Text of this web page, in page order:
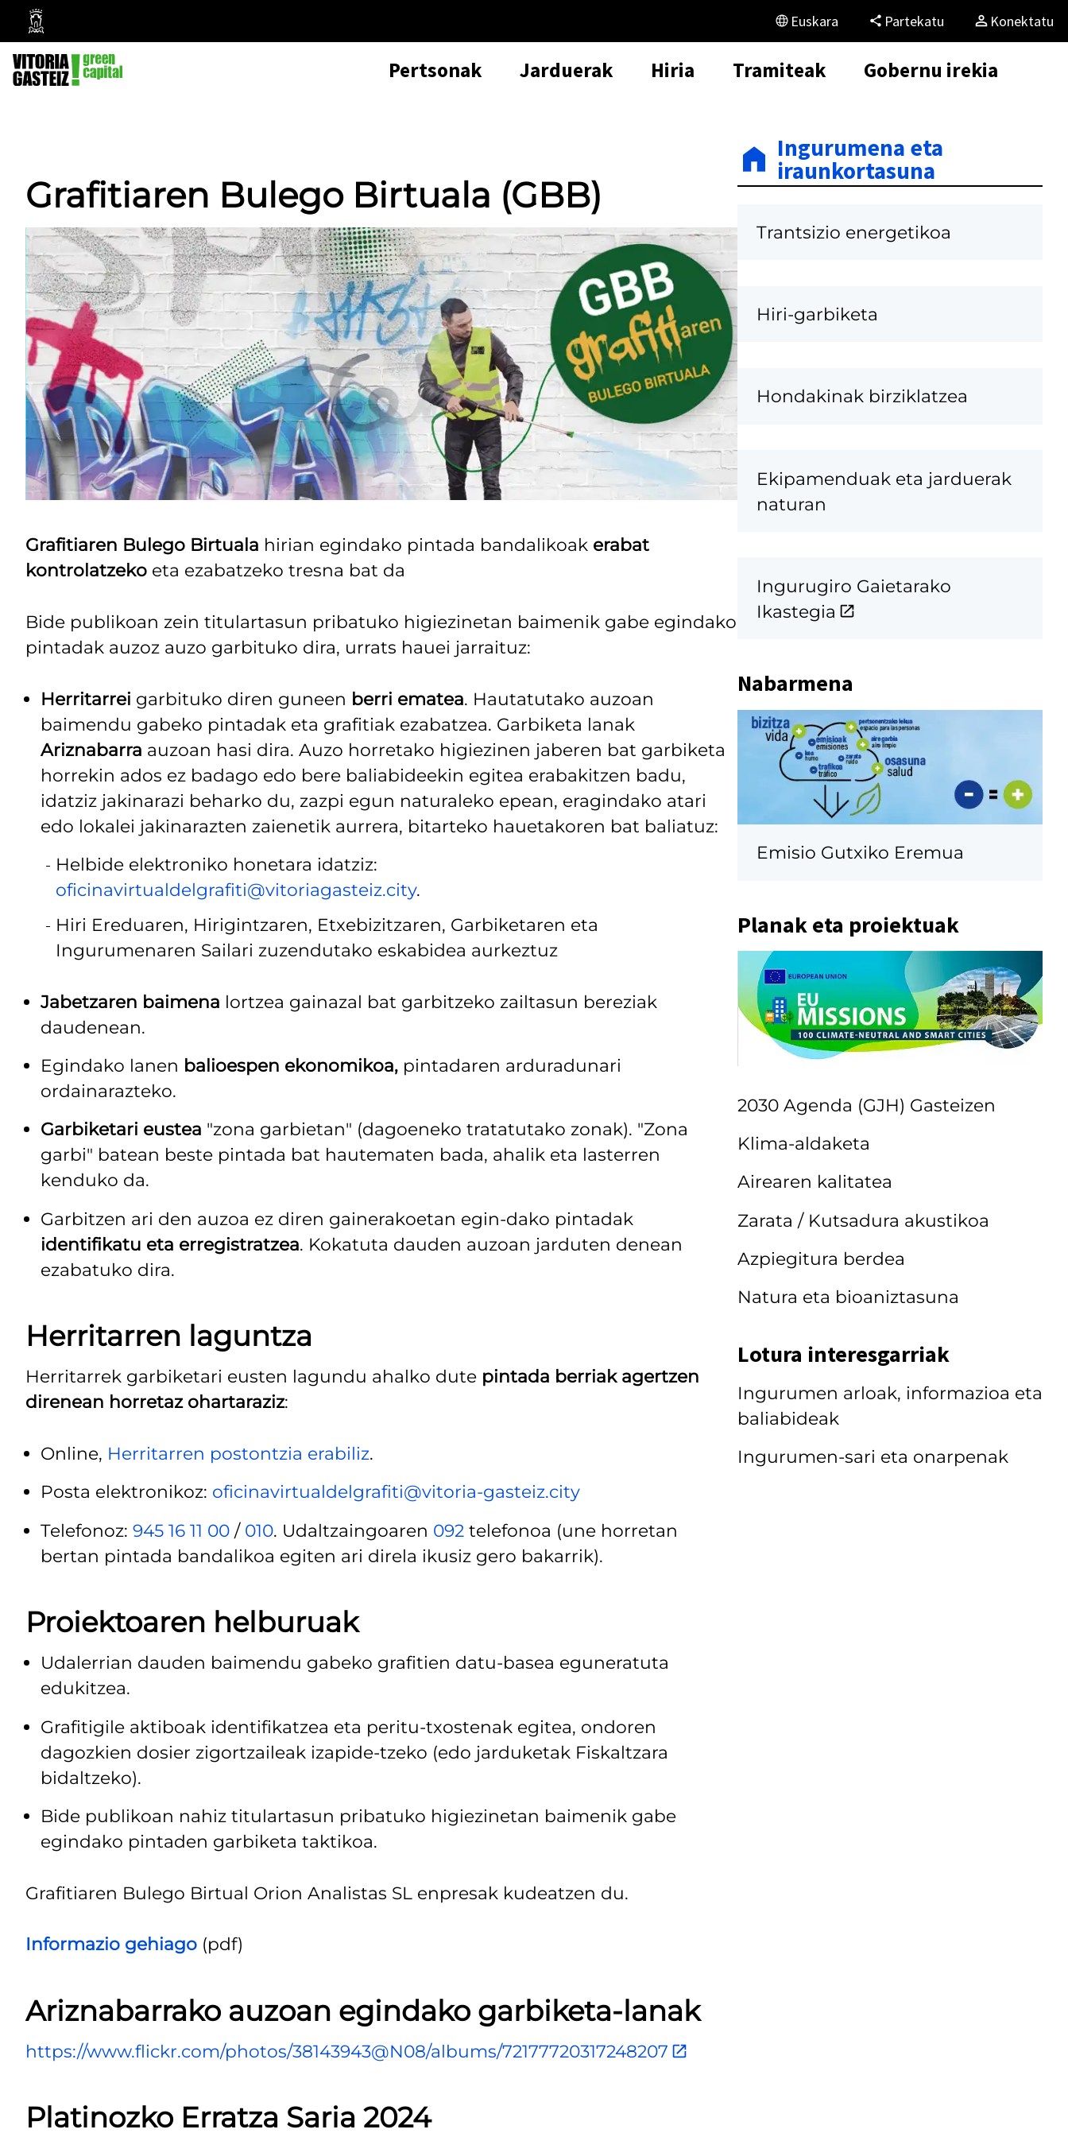
Vitoria-
Gasteizko
Udala
Euskara Partekatu Konektatu
Pertsonak Jarduerak Hiria Tramiteak Gobernu irekia
Grafitiaren Bulego Birtuala (GBB)
Grafitiaren Bulego Birtuala hirian egindako pintada bandalikoak erabat
kontrolatzeko eta ezabatzeko tresna bat da
Bide publikoan zein titulartasun pribatuko higiezinetan baimenik gabe egindako
pintadak auzoz auzo garbituko dira, urrats hauei jarraituz:
Herritarrei garbituko diren guneen berri ematea. Hautatutako auzoan
baimendu gabeko pintadak eta grafitiak ezabatzea. Garbiketa lanak
Ariznabarra auzoan hasi dira. Auzo horretako higiezinen jaberen bat garbiketa
horrekin ados ez badago edo bere baliabideekin egitea erabakitzen badu,
idatziz jakinarazi beharko du, zazpi egun naturaleko epean, eragindako atari
edo lokalei jakinarazten zaienetik aurrera, bitarteko hauetakoren bat baliatuz:
Helbide elektroniko honetara idatziz:
oficinavirtualdelgrafiti@vitoriagasteiz.city.
Hiri Ereduaren, Hirigintzaren, Etxebizitzaren, Garbiketaren eta
Ingurumenaren Sailari zuzendutako eskabidea aurkeztuz
Jabetzaren baimena lortzea gainazal bat garbitzeko zailtasun bereziak
daudenean.
Egindako lanen balioespen ekonomikoa, pintadaren arduradunari
ordainarazteko.
Garbiketari eustea "zona garbietan" (dagoeneko tratatutako zonak). "Zona
garbi" batean beste pintada bat hautematen bada, ahalik eta lasterren
kenduko da.
Garbitzen ari den auzoa ez diren gainerakoetan egin-dako pintadak
identifikatu eta erregistratzea. Kokatuta dauden auzoan jarduten denean
ezabatuko dira.
Herritarren laguntza
Herritarrek garbiketari eusten lagundu ahalko dute pintada berriak agertzen
direnean horretaz ohartaraziz:
Online, Herritarren postontzia erabiliz.
Posta elektronikoz: oficinavirtualdelgrafiti@vitoria-gasteiz.city
Telefonoz: 945 16 11 00 / 010. Udaltzaingoaren 092 telefonoa (une horretan
bertan pintada bandalikoa egiten ari direla ikusiz gero bakarrik).
Proiektoaren helburuak
Udalerrian dauden baimendu gabeko grafitien datu-basea eguneratuta
edukitzea.
Grafitigile aktiboak identifikatzea eta peritu-txostenak egitea, ondoren
dagozkien dosier zigortzaileak izapide-tzeko (edo jarduketak Fiskaltzara
bidaltzeko).
Bide publikoan nahiz titulartasun pribatuko higiezinetan baimenik gabe
egindako pintaden garbiketa taktikoa.
Grafitiaren Bulego Birtual Orion Analistas SL enpresak kudeatzen du.
Informazio gehiago (pdf)
Ariznabarrako auzoan egindako garbiketa-lanak
https://www.flickr.com/photos/38143943@N08/albums/72177720317248207
Platinozko Erratza Saria 2024
Ingurumena eta
iraunkortasuna
Trantsizio energetikoa
Hiri-garbiketa
Hondakinak birziklatzea
Ekipamenduak eta jarduerak
naturan
Ingurugiro Gaietarako
Ikastegia
Nabarmena
Emisio Gutxiko Eremua
Planak eta proiektuak
2030 Agenda (GJH) Gasteizen
Klima-aldaketa
Airearen kalitatea
Zarata / Kutsadura akustikoa
Azpiegitura berdea
Natura eta bioaniztasuna
Lotura interesgarriak
Ingurumen arloak, informazioa eta
baliabideak
Ingurumen-sari eta onarpenak